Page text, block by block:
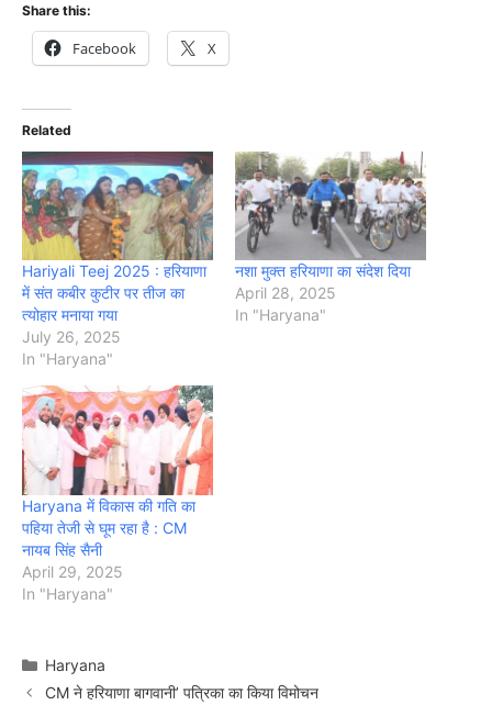
Share this:
Facebook X
Related
Hariyali Teej 2025 : हरियाणा
में संत कबीर कुटीर पर तीज का
त्योहार मनाया गया
July 26, 2025
In "Haryana"
नशा मुक्त हरियाणा का संदेश दिया
April 28, 2025
In "Haryana"
Haryana में विकास की गति का
पहिया तेजी से घूम रहा है : CM
नायब सिंह सैनी
April 29, 2025
In "Haryana"
Categories
Haryana
CM ने हरियाणा बागवानी’ पत्रिका का किया विमोचन